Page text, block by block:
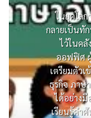
ในยุคโล
กลายเป็นทั
ไว้ในค
ออฟฟิศ
เตรียมตัวเ
ธุรกิจ ภาษ
ได้อย่าง
เรียนรู้คํา